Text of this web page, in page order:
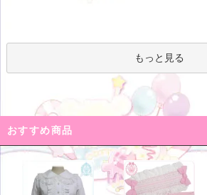
もっと見る
おすすめ商品